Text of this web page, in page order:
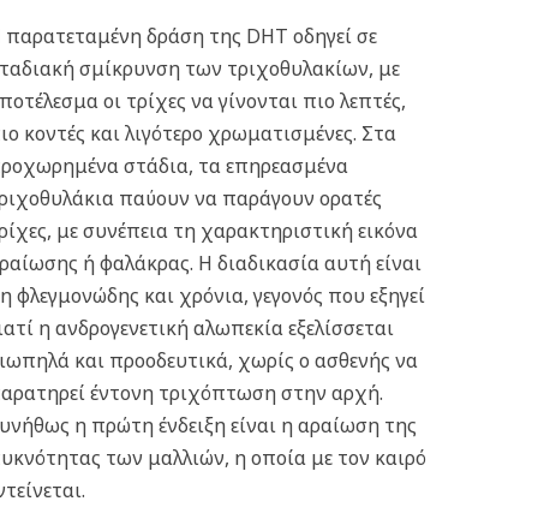
δράση της DHT οδηγεί σε
σμίκρυνση των τριχοθυλακίων, με
οι τρίχες να γίνονται πιο λεπτές,
κοντές και λιγότερο χρωματισμένες. Στα
στάδια, τα επηρεασμένα
παύουν να παράγουν ορατές
με συνέπεια τη χαρακτηριστική εικόνα
ή φαλάκρας. Η διαδικασία αυτή είναι
φλεγμονώδης και χρόνια, γεγονός που εξηγεί
η ανδρογενετική αλωπεκία εξελίσσεται
και προοδευτικά, χωρίς ο ασθενής να
έντονη τριχόπτωση στην αρχή.
η πρώτη ένδειξη είναι η αραίωση της
των μαλλιών, η οποία με τον καιρό